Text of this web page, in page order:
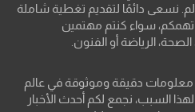
نسعى دائمًا لتقديم تغطية شاملة
تهمكم، سواء كنتم مهتمين
الصحة، الرياضة أو الفنون.
دقيقة وموثوقة في عالم
السبب، نجمع لكم أحدث الأخبار